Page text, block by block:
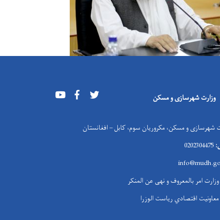
وزارت شهرسازی و مسکن Youtube Facebook
شهرسازی و مسکن، مکروریان سوم، کابل – افغانستان
وزارت امر بالمعروف و نهی عن المنکر
معاونیت اقتصادي ریاست الوزرا